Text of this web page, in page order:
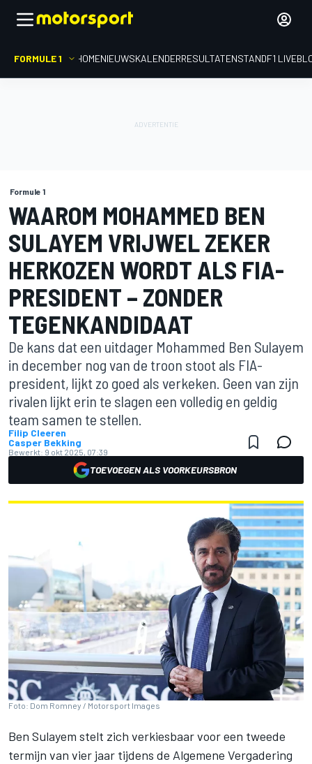
FORMULE 1 HOMENIEUWSKALENDERRESULTATENSTANDF1
Formule 1
WAAROM MOHAMMED BEN
SULAYEM VRIJWEL ZEKER
HERKOZEN WORDT ALS FIA-
PRESIDENT – ZONDER
TEGENKANDIDAAT
De kans dat een uitdager Mohammed Ben Sulayem
in december nog van de troon stoot als FIA-
president, lijkt zo goed als verkeken. Geen van zijn
rivalen lijkt erin te slagen een volledig en geldig
team samen te stellen.
Filip Cleeren
Casper Bekking
Bewerkt: 9 okt 2025, 07:39
TOEVOEGEN ALS VOORKEURSBRON
Foto: Dom Romney / Motorsport Images
Ben Sulayem stelt zich verkiesbaar voor een tweede
termijn van vier jaar tijdens de Algemene Vergadering